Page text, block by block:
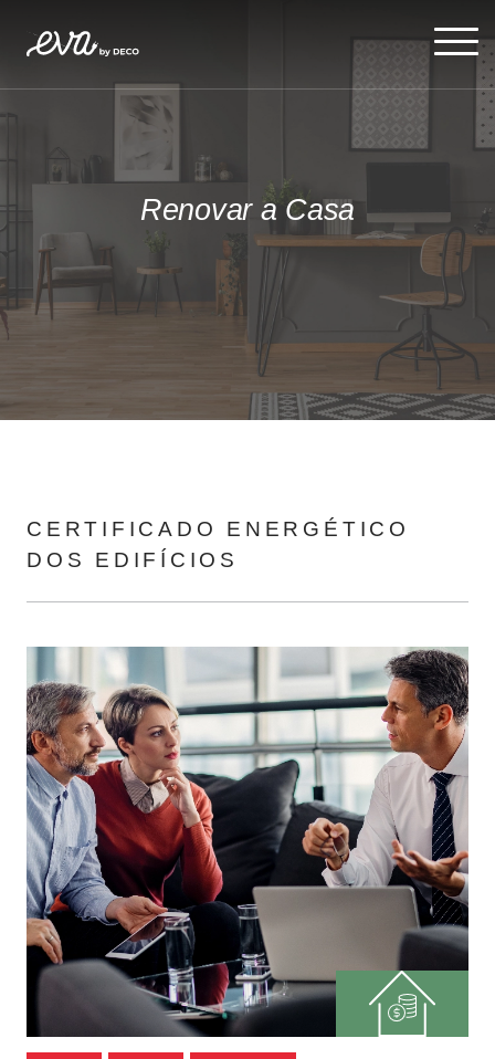
Renovar a Casa
CERTIFICADO ENERGÉTICO
DOS EDIFÍCIOS